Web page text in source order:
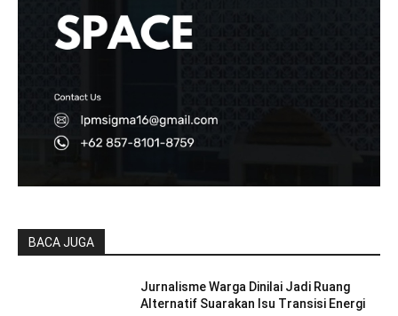
BACA JUGA
Jurnalisme Warga Dinilai Jadi Ruang
Alternatif Suarakan Isu Transisi Energi